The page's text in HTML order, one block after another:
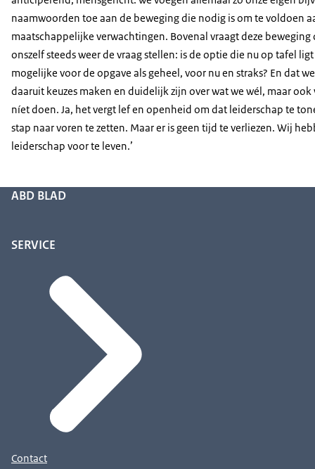
naamwoorden toe aan de beweging die nodig is om te voldoen
maatschappelijke verwachtingen. Bovenal vraagt deze beweging
onszelf steeds weer de vraag stellen: is de optie die nu op tafel
mogelijke voor de opgave als geheel, voor nu en straks? En dat
daaruit keuzes maken en duidelijk zijn over wat we wél, maar ook
níet doen. Ja, het vergt lef en openheid om dat leiderschap te
stap naar voren te zetten. Maar er is geen tijd te verliezen. Wij
leiderschap voor te leven.’
ABD BLAD
SERVICE
Contact